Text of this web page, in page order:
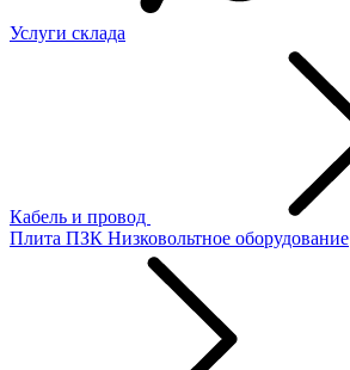
Услуги склада
Кабель и провод
Плита ПЗК Низковольтное оборудование